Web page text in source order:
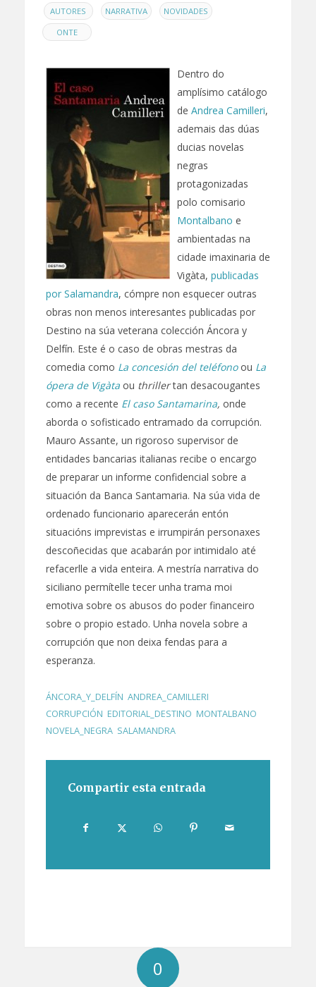
ENAUTORES , NARRATIVA , NOVIDADES ,
ONTE
Dentro do
amplísimo catálogo
de Andrea Camilleri,
ademais das dúas
ducias novelas
negras
protagonizadas
polo comisario
Montalbano e
ambientadas na
cidade imaxinaria de
Vigàta, publicadas
por Salamandra, cómpre non esquecer outras
obras non menos interesantes publicadas por
Destino na súa veterana colección Áncora y
Delfín. Este é o caso de obras mestras da
comedia como La concesión del teléfonoou La
ópera de Vigàtaou thrillertan desacougantes
como a recente El caso Santamarina, onde
aborda o sofisticado entramado da corrupción.
Mauro Assante, un rigoroso supervisor de
entidades bancarias italianas recibe o encargo
de preparar un informe confidencial sobre a
situación da Banca Santamaria. Na súa vida de
ordenado funcionario aparecerán entón
situacións imprevistas e irrumpirán personaxes
descoñecidas que acabarán por intimidalo até
refacerlle a vida enteira. A mestría narrativa do
siciliano permítelle tecer unha trama moi
emotiva sobre os abusos do poder financeiro
sobre o propio estado. Unha novela sobre a
corrupción que non deixa fendas para a
esperanza.
ÁNCORA_Y_DELFÍN ANDREA_CAMILLERI
CORRUPCIÓN EDITORIAL_DESTINO MONTALBANO
NOVELA_NEGRA, SALAMANDRA
Compartir esta entrada
0